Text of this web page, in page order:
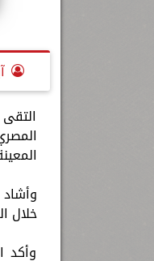
خلال
وأكد